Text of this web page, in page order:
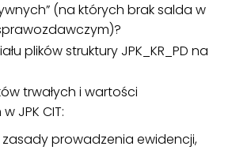
(na których brak salda w
plików struktury JPK_KR_PD na
trwałych i wartości
JPK CIT:
prowadzenia ewidencji,